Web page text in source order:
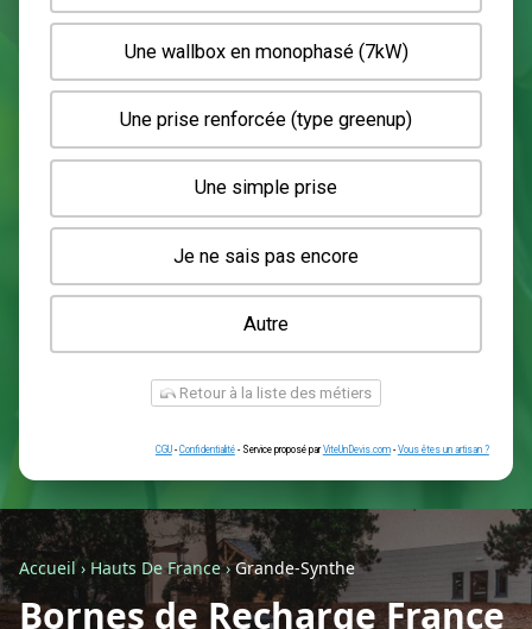
Quel type de borne souhaitez-
installer ?
Une wallbox en triphasé (22kW)
Une wallbox en monophasé (7kW)
Une prise renforcée (type greenup)
Une simple prise
Je ne sais pas encore
Autre
Accueil› Hauts De France›Grande-Synthe
Bornes de Recharge France